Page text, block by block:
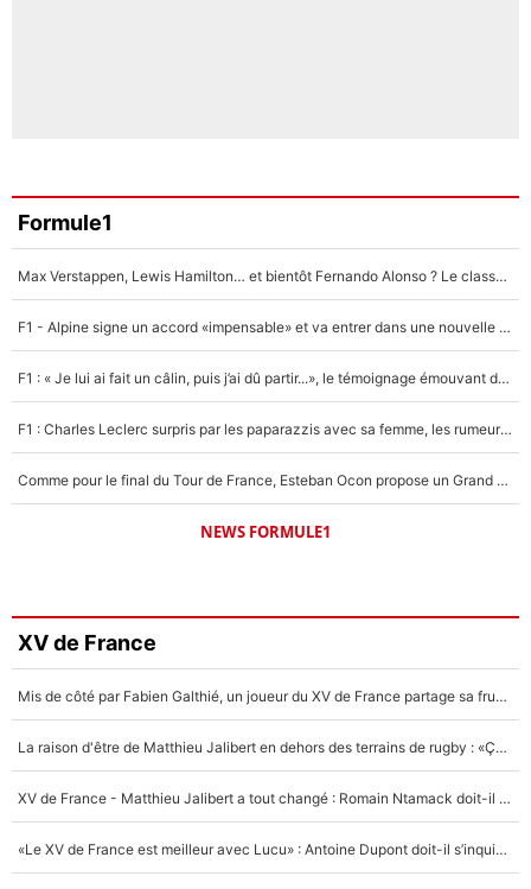
Formule1
Max Verstappen, Lewis Hamilton… et bientôt Fernando Alonso ? Le classement des pilotes les mieux payés en Formule 1 risque de changer !
F1 - Alpine signe un accord «impensable» et va entrer dans une nouvelle dimension : Grande nouvelle pour Pierre Gasly !
F1 : « Je lui ai fait un câlin, puis j’ai dû partir...», le témoignage émouvant de Max Verstappen sur sa fille
F1 : Charles Leclerc surpris par les paparazzis avec sa femme, les rumeurs étaient vraies !
Comme pour le final du Tour de France, Esteban Ocon propose un Grand Prix de Formule 1 à Paris : «Autour de l’Arc de Triomphe, ce serait génial» !
NEWS FORMULE1
XV de France
Mis de côté par Fabien Galthié, un joueur du XV de France partage sa frustration : «ils ne me l’ont pas dit tout de suite»
La raison d'être de Matthieu Jalibert en dehors des terrains de rugby : «Ça m'atteint autant que si tu touches à un membre de ma famille»
XV de France - Matthieu Jalibert a tout changé : Romain Ntamack doit-il s’inquiéter pour sa place à un an de la Coupe du monde ?
«Le XV de France est meilleur avec Lucu» : Antoine Dupont doit-il s’inquiéter pour sa place ?